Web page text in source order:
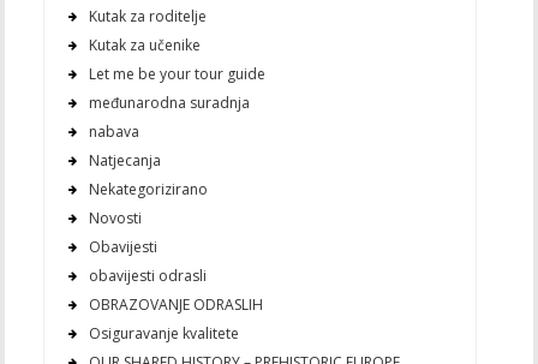
Kutak za roditelje
Kutak za učenike
Let me be your tour guide
međunarodna suradnja
nabava
Natjecanja
Nekategorizirano
Novosti
Obavijesti
obavijesti odrasli
OBRAZOVANJE ODRASLIH
Osiguravanje kvalitete